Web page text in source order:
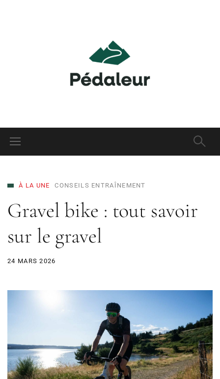
À LA UNE CONSEILS ENTRAÎNEMENT
Gravel bike : tout savoir
sur le gravel
24 MARS 2026